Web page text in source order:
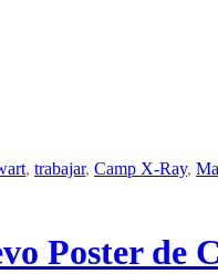
, trabajar, Camp X-Ray,
Poster de